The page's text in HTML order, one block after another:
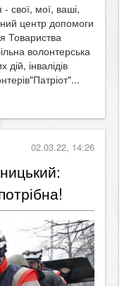
свої, мої, ваші,
центр допомоги
Товариства
волонтерська
інвалідів
02.03.22, 14:26